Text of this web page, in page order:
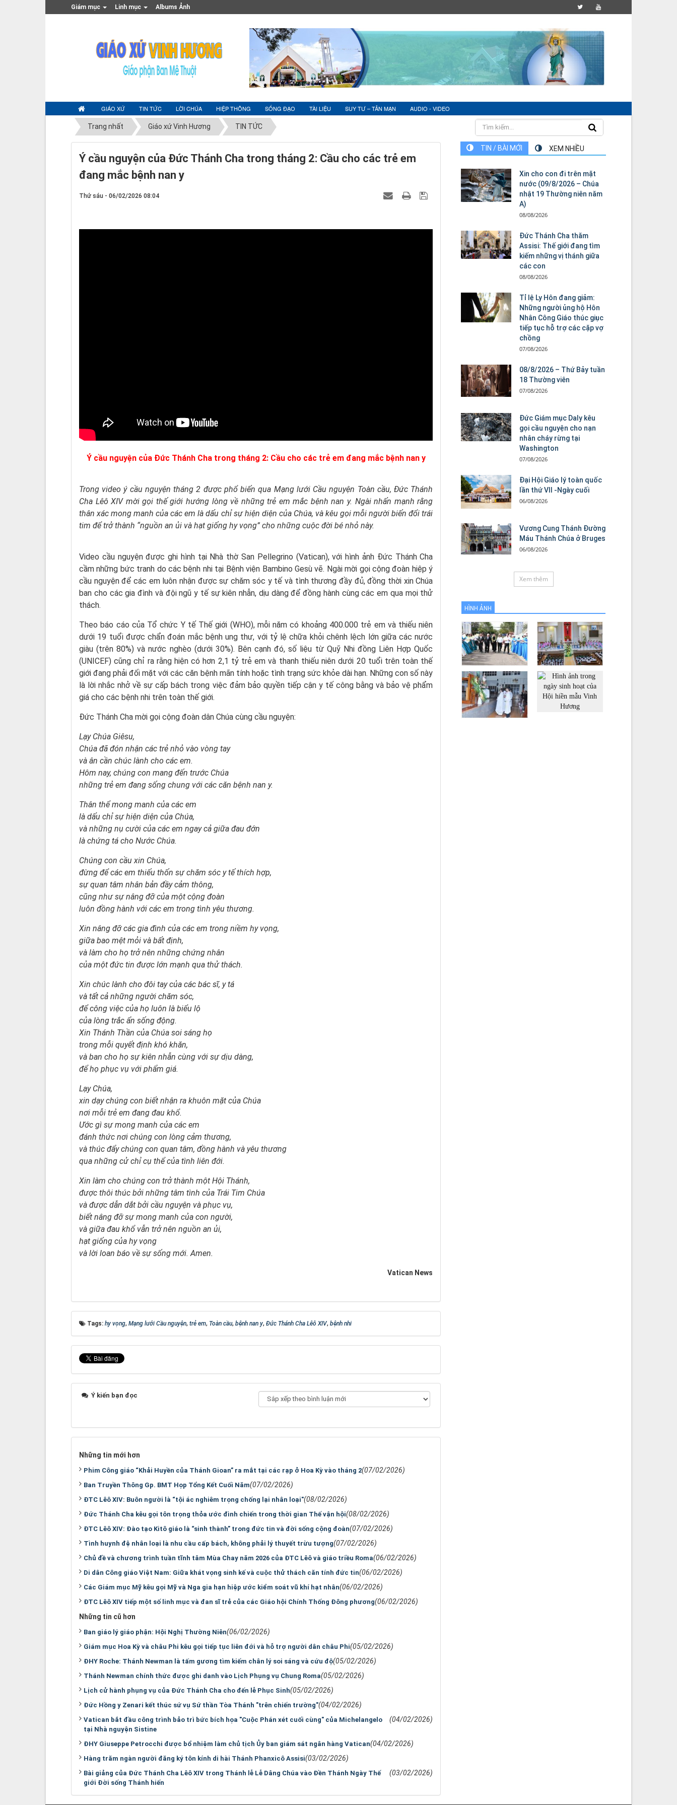
Giám mục Linh mục Albums Ảnh
GIÁO XỨ TIN TỨC LỜI CHÚA HIỆP THÔNG SỐNG ĐẠO TÀI LIỆU SUY TƯ – TẢN MẠN AUDIO - VIDEO
Trang nhất Giáo xứ Vinh Hương TIN TỨC
Ý cầu nguyện của Đức Thánh Cha trong tháng 2: Cầu cho các trẻ em
đang mắc bệnh nan y
Thứ sáu - 06/02/2026 08:04
Ý cầu nguyện của Đức Thánh Cha trong tháng 2: Cầu cho các trẻ em đang mắc bệnh nan y
Trong video ý cầu nguyện tháng 2 được phổ biến qua Mạng lưới Cầu nguyện Toàn cầu, Đức Thánh
Cha Lêô XIV mời gọi thế giới hướng lòng về những trẻ em mắc bệnh nan y. Ngài nhấn mạnh rằng
thân xác mong manh của các em là dấu chỉ sự hiện diện của Chúa, và kêu gọi mỗi người biến đổi trái
tim để trở thành “nguồn an ủi và hạt giống hy vọng” cho những cuộc đời bé nhỏ này.
Video cầu nguyện được ghi hình tại Nhà thờ San Pellegrino (Vatican), với hình ảnh Đức Thánh Cha
cầm những bức tranh do các bệnh nhi tại Bệnh viện Bambino Gesù vẽ. Ngài mời gọi cộng đoàn hiệp ý
cầu nguyện để các em luôn nhận được sự chăm sóc y tế và tình thương đầy đủ, đồng thời xin Chúa
ban cho các gia đình và đội ngũ y tế sự kiên nhẫn, dịu dàng để đồng hành cùng các em qua mọi thử
thách.
Theo báo cáo của Tổ chức Y tế Thế giới (WHO), mỗi năm có khoảng 400.000 trẻ em và thiếu niên
dưới 19 tuổi được chẩn đoán mắc bệnh ung thư, với tỷ lệ chữa khỏi chênh lệch lớn giữa các nước
giàu (trên 80%) và nước nghèo (dưới 30%). Bên cạnh đó, số liệu từ Quỹ Nhi đồng Liên Hợp Quốc
(UNICEF) cũng chỉ ra rằng hiện có hơn 2,1 tỷ trẻ em và thanh thiếu niên dưới 20 tuổi trên toàn thế
giới đang phải đối mặt với các căn bệnh mãn tính hoặc tình trạng sức khỏe dài hạn. Những con số này
là lời nhắc nhở về sự cấp bách trong việc đảm bảo quyền tiếp cận y tế công bằng và bảo vệ phẩm
giá cho các bệnh nhi trên toàn thế giới.
Đức Thánh Cha mời gọi cộng đoàn dân Chúa cùng cầu nguyện:
Lạy Chúa Giêsu,
Chúa đã đón nhận các trẻ nhỏ vào vòng tay
và ân cần chúc lành cho các em.
Hôm nay, chúng con mang đến trước Chúa
những trẻ em đang sống chung với các căn bệnh nan y.
Thân thể mong manh của các em
là dấu chỉ sự hiện diện của Chúa,
và những nụ cười của các em ngay cả giữa đau đớn
là chứng tá cho Nước Chúa.
Chúng con cầu xin Chúa,
đừng để các em thiếu thốn sự chăm sóc y tế thích hợp,
sự quan tâm nhân bản đầy cảm thông,
cũng như sự nâng đỡ của một cộng đoàn
luôn đồng hành với các em trong tình yêu thương.
Xin nâng đỡ các gia đình của các em trong niềm hy vọng,
giữa bao mệt mỏi và bất định,
và làm cho họ trở nên những chứng nhân
của một đức tin được lớn mạnh qua thử thách.
Xin chúc lành cho đôi tay của các bác sĩ, y tá
và tất cả những người chăm sóc,
để công việc của họ luôn là biểu lộ
của lòng trắc ẩn sống động.
Xin Thánh Thần của Chúa soi sáng họ
trong mỗi quyết định khó khăn,
và ban cho họ sự kiên nhẫn cùng với sự dịu dàng,
để họ phục vụ với phẩm giá.
Lạy Chúa,
xin dạy chúng con biết nhận ra khuôn mặt của Chúa
nơi mỗi trẻ em đang đau khổ.
Ước gì sự mong manh của các em
đánh thức nơi chúng con lòng cảm thương,
và thúc đẩy chúng con quan tâm, đồng hành và yêu thương
qua những cử chỉ cụ thể của tình liên đới.
Xin làm cho chúng con trở thành một Hội Thánh,
được thôi thúc bởi những tâm tình của Trái Tim Chúa
và được dẫn dắt bởi cầu nguyện và phục vụ,
biết nâng đỡ sự mong manh của con người,
và giữa đau khổ vẫn trở nên nguồn an ủi,
hạt giống của hy vọng
và lời loan báo về sự sống mới.Amen.
Vatican News
Tags: hy vọng, Mạng lưới Cầu nguyện, trẻ em, Toàn cầu, bệnh nan y, Đức Thánh Cha Lêô XIV, bệnh nhi
Ý kiến bạn đọc
Những tin mới hơn
Phim Công giáo “Khải Huyền của Thánh Gioan” ra mắt tại các rạp ở Hoa Kỳ vào tháng 2(07/02/2026)
Ban Truyền Thông Gp. BMT Họp Tổng Kết Cuối Năm(07/02/2026)
ĐTC Lêô XIV: Buôn người là “tội ác nghiêm trọng chống lại nhân loại"(08/02/2026)
Đức Thánh Cha kêu gọi tôn trọng thỏa ước đình chiến trong thời gian Thế vận hội(08/02/2026)
ĐTC Lêô XIV: Đào tạo Kitô giáo là “sinh thành” trong đức tin và đời sống cộng đoàn(07/02/2026)
Tình huynh đệ nhân loại là nhu cầu cấp bách, không phải lý thuyết trừu tượng(07/02/2026)
Chủ đề và chương trình tuần tĩnh tâm Mùa Chay năm 2026 của ĐTC Lêô và giáo triều Roma(06/02/2026)
Di dân Công giáo Việt Nam: Giữa khát vọng sinh kế và cuộc thử thách căn tính đức tin(06/02/2026)
Các Giám mục Mỹ kêu gọi Mỹ và Nga gia hạn hiệp ước kiểm soát vũ khí hạt nhân(06/02/2026)
ĐTC Lêô XIV tiếp một số linh mục và đan sĩ trẻ của các Giáo hội Chính Thống Đông phương(06/02/2026)
Những tin cũ hơn
Ban giáo lý giáo phận: Hội Nghị Thường Niên(06/02/2026)
Giám mục Hoa Kỳ và châu Phi kêu gọi tiếp tục liên đới và hỗ trợ người dân châu Phi(05/02/2026)
ĐHY Roche: Thánh Newman là tấm gương tìm kiếm chân lý soi sáng và cứu độ(05/02/2026)
Thánh Newman chính thức được ghi danh vào Lịch Phụng vụ Chung Roma(05/02/2026)
Lịch cử hành phụng vụ của Đức Thánh Cha cho đến lễ Phục Sinh(05/02/2026)
Đức Hồng y Zenari kết thúc sứ vụ Sứ thần Tòa Thánh "trên chiến trường"(04/02/2026)
Vatican bắt đầu công trình bảo trì bức bích họa "Cuộc Phán xét cuối cùng" của Michelangelo
tại Nhà nguyện Sistine
(04/02/2026)
ĐHY Giuseppe Petrocchi được bổ nhiệm làm chủ tịch Ủy ban giám sát ngân hàng Vatican(04/02/2026)
Hàng trăm ngàn người đăng ký tôn kính di hài Thánh Phanxicô Assisi(03/02/2026)
Bài giảng của Đức Thánh Cha Lêô XIV trong Thánh lễ Lễ Dâng Chúa vào Đền Thánh Ngày Thế
giới Đời sống Thánh hiến
(03/02/2026)
TIN / BÀI MỚI XEM NHIỀU
Xin cho con đi trên mặt
nước (09/8/2026 – Chúa
nhật 19 Thường niên năm
A)
08/08/2026
Đức Thánh Cha thăm
Assisi: Thế giới đang tìm
kiếm những vị thánh giữa
các con
08/08/2026
Tỉ lệ Ly Hôn đang giảm:
Những người ủng hộ Hôn
Nhân Công Giáo thúc giục
tiếp tục hỗ trợ các cặp vợ
chồng
07/08/2026
08/8/2026 – Thứ Bảy tuần
18 Thường viên
07/08/2026
Đức Giám mục Daly kêu
gọi cầu nguyện cho nạn
nhân cháy rừng tại
Washington
07/08/2026
Đại Hội Giáo lý toàn quốc
lần thứ VII -Ngày cuối
06/08/2026
Vương Cung Thánh Ðường
Máu Thánh Chúa ở Bruges
06/08/2026
Xem thêm
HÌNH ẢNH